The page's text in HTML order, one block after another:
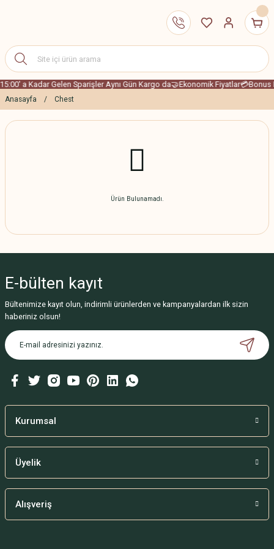
a Kadar Gelen Sparişler Aynı Gün Kargo da🤝Ekonomik Fiyatlar💳Bonus
Anasayfa Chest
Ürün Bulunamadı.
E-bülten kayıt
Bültenimize kayıt olun, indirimli ürünlerden ve kampanyalardan ilk sizin
haberiniz olsun!
Kurumsal
Üyelik
Alışveriş